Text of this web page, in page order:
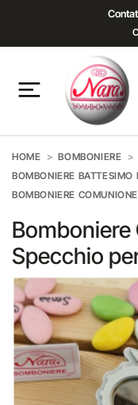
HOME BOMBONIERE
BOMBONIERE BATTESIMO
BOMBONIERE
Specchio